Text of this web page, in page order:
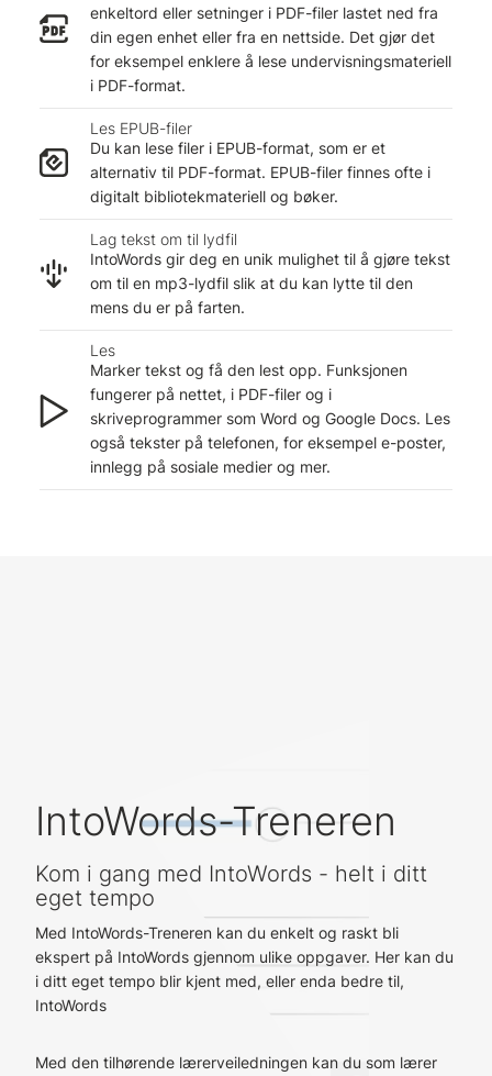
enkeltord eller setninger i PDF-filer lastet ned fra
din egen enhet eller fra en nettside. Det gjør det
for eksempel enklere å lese undervisningsmateriell
i PDF-format.
Les EPUB-filer
Du kan lese filer i EPUB-format, som er et
alternativ til PDF-format. EPUB-filer finnes ofte i
digitalt bibliotekmateriell og bøker.
Lag tekst om til lydfil
IntoWords gir deg en unik mulighet til å gjøre tekst
om til en mp3-lydfil slik at du kan lytte til den
mens du er på farten.
Les
Marker tekst og få den lest opp. Funksjonen
fungerer på nettet, i PDF-filer og i
skriveprogrammer som Word og Google Docs. Les
også tekster på telefonen, for eksempel e-poster,
innlegg på sosiale medier og mer.
IntoWords-Treneren
Kom i gang med IntoWords - helt i ditt
eget tempo
Med IntoWords-Treneren kan du enkelt og raskt bli
ekspert på IntoWords gjennom ulike oppgaver. Her kan du
i ditt eget tempo blir kjent med, eller enda bedre til,
IntoWords
Med den tilhørende lærerveiledningen kan du som lærer